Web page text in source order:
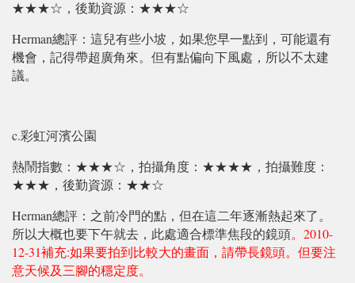
★★★☆，後勤資源：★★★☆
Herman總評：這兒有些小坡，如果您早一點到，可能還有
機會，記得帶超廣角來。但有點偏向下風處，所以不太建
議。
c.彩虹河濱公園
熱鬧指數：★★★☆，拍攝角度：★★★★，拍攝難度：
★★★，後勤資源：★★☆
Herman總評：之前冷門的點，但在這二年逐漸熱起來了。
所以大概也要下午就去，此處適合標準焦段的鏡頭。2010-
12-31補充:如果要拍到比較大的畫面，請帶長鏡頭。但要注
意天候及三腳的穩定度。